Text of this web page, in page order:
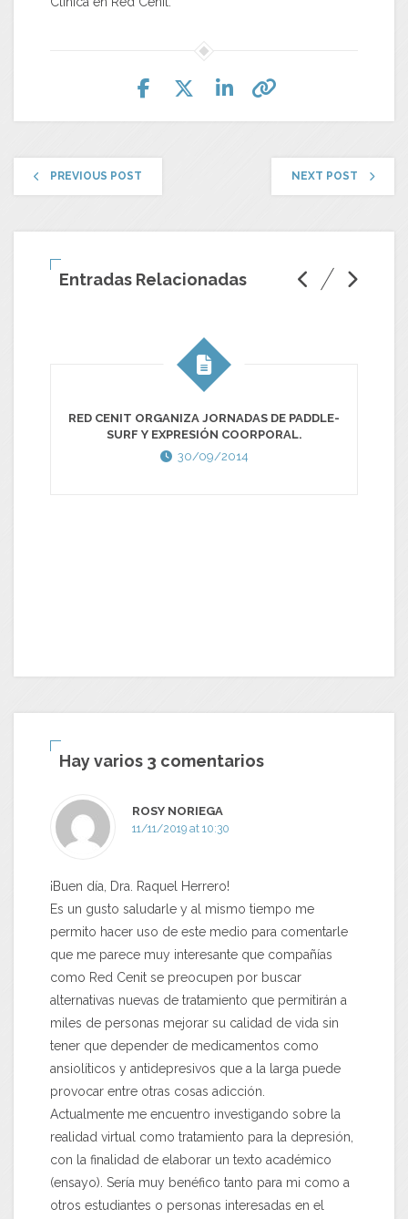
PREVIOUS POST NEXT POST
Entradas Relacionadas
RED CENIT ORGANIZA JORNADAS DE PADDLE-
SURF Y EXPRESIÓN COORPORAL.
30/09/2014
Hay varios 3 comentarios
ROSY NORIEGA
11/11/2019 at 10:30
¡Buen día, Dra. Raquel Herrero!
Es un gusto saludarle y al mismo tiempo me
permito hacer uso de este medio para comentarle
que me parece muy interesante que compañías
como Red Cenit se preocupen por buscar
alternativas nuevas de tratamiento que permitirán a
miles de personas mejorar su calidad de vida sin
tener que depender de medicamentos como
ansiolíticos y antidepresivos que a la larga puede
provocar entre otras cosas adicción.
Actualmente me encuentro investigando sobre la
realidad virtual como tratamiento para la depresión,
con la finalidad de elaborar un texto académico
(ensayo). Sería muy benéfico tanto para mi como a
otros estudiantes o personas interesadas en el